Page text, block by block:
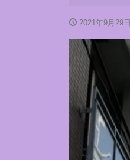
2021年9月29日